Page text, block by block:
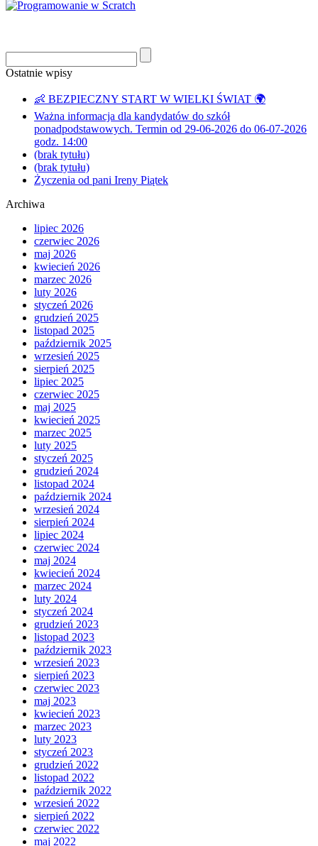
Ostatnie wpisy
👶 BEZPIECZNY START W WIELKI ŚWIAT 🌍
Ważna informacja dla kandydatów do szkół
ponadpodstawowych. Termin od 29-06-2026 do 06-07-2026
godz. 14:00
(brak tytułu)
(brak tytułu)
Życzenia od pani Ireny Piątek
Archiwa
lipiec 2026
czerwiec 2026
maj 2026
kwiecień 2026
marzec 2026
luty 2026
styczeń 2026
grudzień 2025
listopad 2025
październik 2025
wrzesień 2025
sierpień 2025
lipiec 2025
czerwiec 2025
maj 2025
kwiecień 2025
marzec 2025
luty 2025
styczeń 2025
grudzień 2024
listopad 2024
październik 2024
wrzesień 2024
sierpień 2024
lipiec 2024
czerwiec 2024
maj 2024
kwiecień 2024
marzec 2024
luty 2024
styczeń 2024
grudzień 2023
listopad 2023
październik 2023
wrzesień 2023
sierpień 2023
czerwiec 2023
maj 2023
kwiecień 2023
marzec 2023
luty 2023
styczeń 2023
grudzień 2022
listopad 2022
październik 2022
wrzesień 2022
sierpień 2022
czerwiec 2022
maj 2022